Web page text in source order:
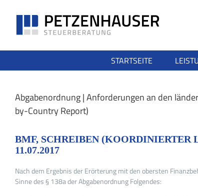
Inhalt
springen
STARTSEITE
Abgabenordnung | Anforderungen an den
by-Country Report)
BMF, SCHREIBEN (KOORDINIERTER
11.07.2017
Nach dem Ergebnis der Erörterung mit den obersten
Sinne des § 138a der Abgabenordnung Folgendes: